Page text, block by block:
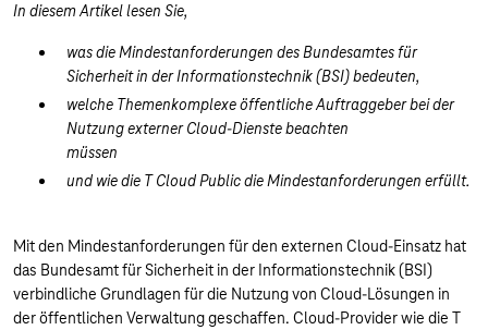
In diesem Artikel lesen Sie,
was die Mindestanforderungen des Bundesamtes für
Sicherheit in der Informationstechnik (BSI) bedeuten,
welche Themenkomplexe öffentliche Auftraggeber bei der
Nutzung externer Cloud-Dienste beachten
müssen
und wie die T Cloud Public die Mindestanforderungen erfüllt.
Mit den Mindestanforderungen für den externen Cloud-Einsatz hat
das Bundesamt für Sicherheit in der Informationstechnik (BSI)
verbindliche Grundlagen für die Nutzung von Cloud-Lösungen in
der öffentlichen Verwaltung geschaffen. Cloud-Provider wie die T